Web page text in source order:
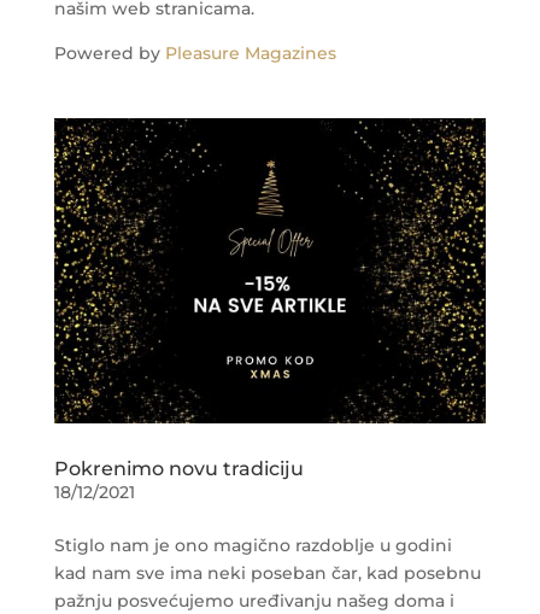
našim web stranicama.
Powered by Pleasure Magazines
Pokrenimo novu tradiciju
18/12/2021
Stiglo nam je ono magično razdoblje u godini
kad nam sve ima neki poseban čar, kad posebnu
pažnju posvećujemo uređivanju našeg doma i